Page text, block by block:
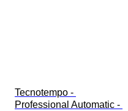
Tecnotempo -
Professional Automatic -